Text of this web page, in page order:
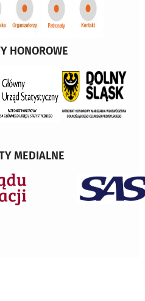
HONOROWE
MEDIALNE